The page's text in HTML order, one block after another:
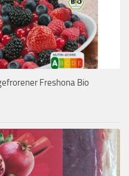
Freshona Bio